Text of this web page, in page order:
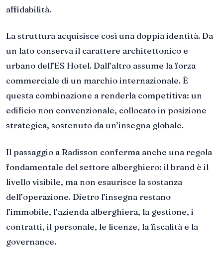
affidabilità.
La struttura acquisisce così una doppia identità. Da
un lato conserva il carattere architettonico e
urbano dell’ES Hotel. Dall’altro assume la forza
commerciale di un marchio internazionale. È
questa combinazione a renderla competitiva: un
edificio non convenzionale, collocato in posizione
strategica, sostenuto da un’insegna globale.
Il passaggio a Radisson conferma anche una regola
fondamentale del settore alberghiero: il brand è il
livello visibile, ma non esaurisce la sostanza
dell’operazione. Dietro l’insegna restano
l’immobile, l’azienda alberghiera, la gestione, i
contratti, il personale, le licenze, la fiscalità e la
governance.